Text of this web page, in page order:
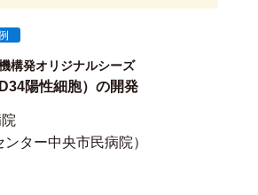
構発オリジナルシーズ
陽性細胞）の開発
ンター中央市民病院）